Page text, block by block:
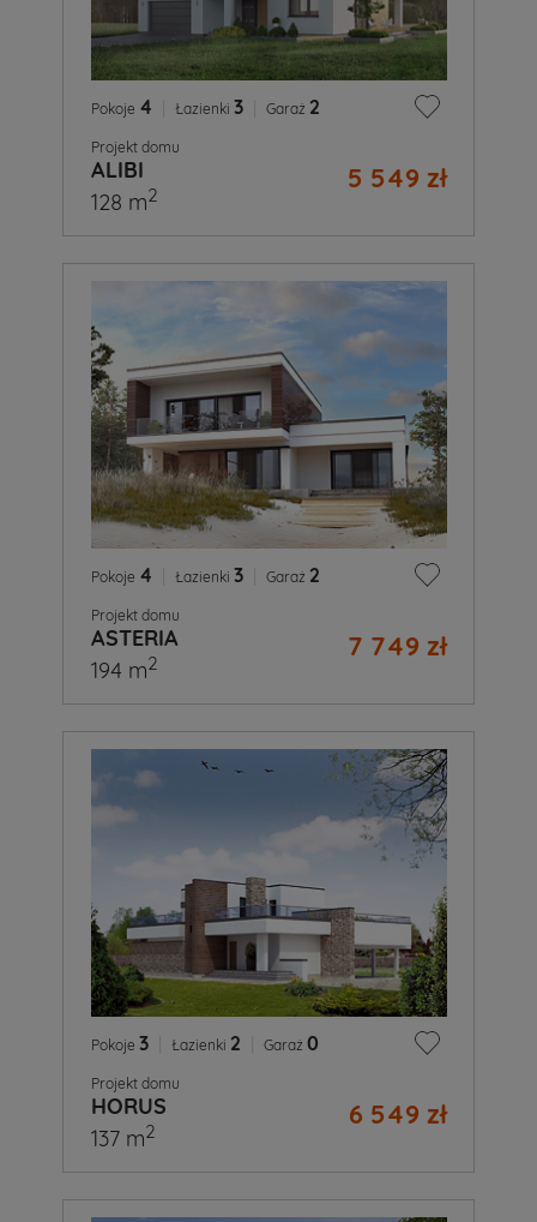
Pokoje 4 Łazienki 3 Garaż 2
Projekt domu
ALIBI 5 549 zł
128 m2
Pokoje 4 Łazienki 3 Garaż 2
Projekt domu
ASTERIA 7 749 zł
194 m2
Pokoje 3 Łazienki 2 Garaż 0
Projekt domu
HORUS 6 549 zł
137 m2